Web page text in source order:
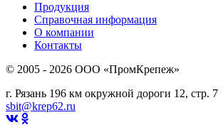
Продукция
Справочная информация
О компании
Контакты
© 2005 - 2026 OOO «ПромКрепеж»
г. Рязань 196 км окружной дороги 12, стр. 7
sbit@krep62.ru